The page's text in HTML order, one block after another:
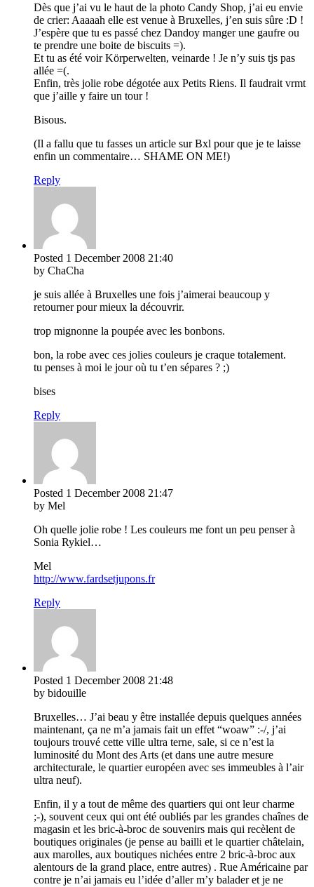
Dès que j’ai vu le haut de la photo Candy Shop, j’ai eu envie
de crier: Aaaaah elle est venue à Bruxelles, j’en suis sûre :D !
J’espère que tu es passé chez Dandoy manger une gaufre ou
te prendre une boite de biscuits =).
Et tu as été voir Körperwelten, veinarde ! Je n’y suis tjs pas
allée =(.
Enfin, très jolie robe dégotée aux Petits Riens. Il faudrait vrmt
que j’aille y faire un tour !
Bisous.
(Il a fallu que tu fasses un article sur Bxl pour que je te laisse
enfin un commentaire… SHAME ON ME!)
Reply
Posted 1 December 2008 21:40
by ChaCha
je suis allée à Bruxelles une fois j’aimerai beaucoup y
retourner pour mieux la découvrir.
trop mignonne la poupée avec les bonbons.
bon, la robe avec ces jolies couleurs je craque totalement.
tu penses à moi le jour où tu t’en sépares ? ;)
bises
Reply
Posted 1 December 2008 21:47
by Mel
Oh quelle jolie robe ! Les couleurs me font un peu penser à
Sonia Rykiel…
Mel
http://www.fardsetjupons.fr
Reply
Posted 1 December 2008 21:48
by bidouille
Bruxelles… J’ai beau y être installée depuis quelques années
maintenant, ça ne m’a jamais fait un effet “woaw” :-/, j’ai
toujours trouvé cette ville ultra terne, sale, si ce n’est la
luminosité du Mont des Arts (et dans une autre mesure
architecturale, le quartier européen avec ses immeubles à l’air
ultra neuf).
Enfin, il y a tout de même des quartiers qui ont leur charme
;-), souvent ceux qui ont été oubliés par les grandes chaînes de
magasin et les bric-à-broc de souvenirs mais qui recèlent de
boutiques originales (je pense au bailli et le quartier châtelain,
aux marolles, aux boutiques nichées entre 2 bric-à-broc aux
alentours de la grand place, entre autres) . Rue Américaine par
contre je n’ai jamais eu l’idée d’aller m’y balader et je ne